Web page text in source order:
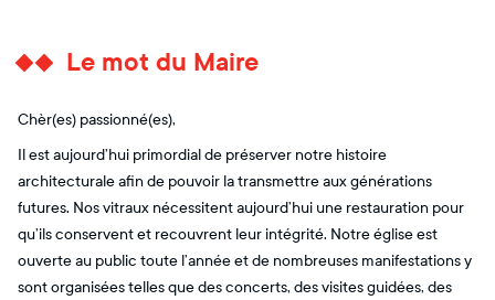
Le mot du Maire
Chèr(es) passionné(es),
Il est aujourd’hui primordial de préserver notre histoire
architecturale afin de pouvoir la transmettre aux générations
futures. Nos vitraux nécessitent aujourd’hui une restauration pour
qu’ils conservent et recouvrent leur intégrité. Notre église est
ouverte au public toute l’année et de nombreuses manifestations y
sont organisées telles que des concerts, des visites guidées, des